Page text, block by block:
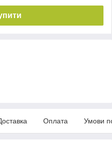
Оплата Умови